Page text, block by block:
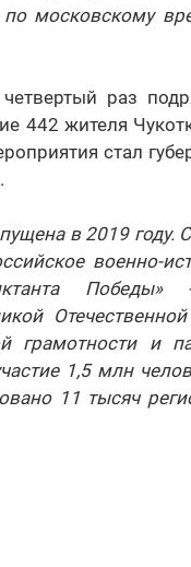
московскому
раз
442 жителя
стал
в 2019 году.
военно-
и
1,5 млн
11 тысяч